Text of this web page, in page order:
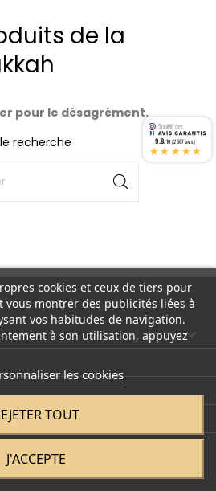
de la
pour le désagrément.
recherche


cookies et ceux de tiers pour
vous montrer des publicités liées à
vos habitudes de navigation.
à son utilisation, appuyez
les cookies
TOUT
J'ACCEPTE
réservés à Librairie le savoir
9.8/10 (2567 avis)
★★★★★